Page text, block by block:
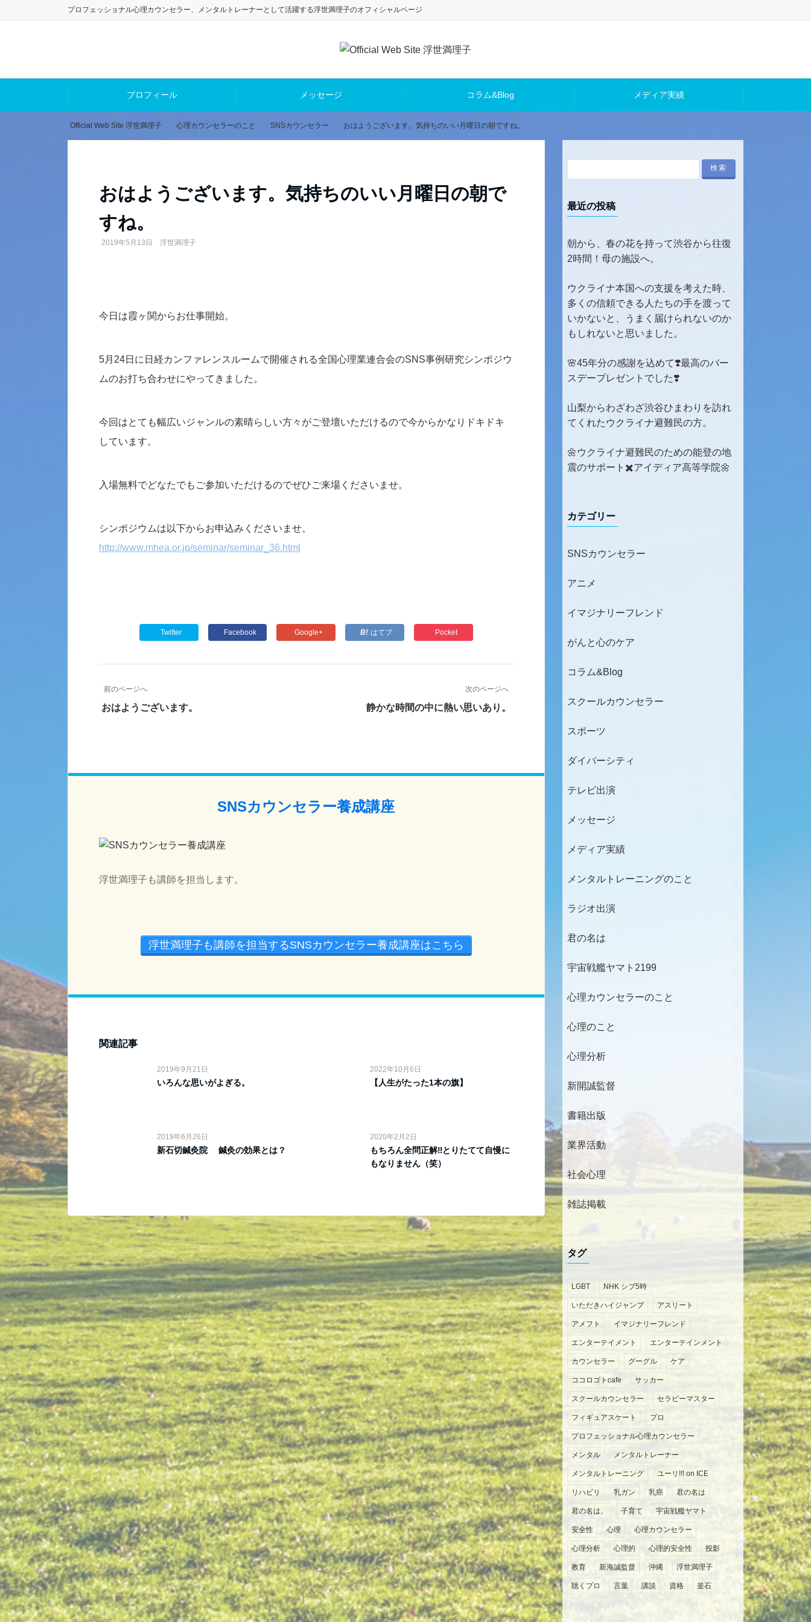
プロフェッショナル心理カウンセラー、メンタルトレーナーとして活躍する浮世満理子のオフィシャルページ
プロフィール メッセージ コラム&Blog メディア実績
Official Web Site 浮世満理子 心理カウンセラーのこと SNSカウンセラー おはようございます。気持ちのいい月曜日の朝ですね。
おはようございます。気持ちのいい月曜日の朝で
すね。
2019年5月13日 浮世満理子
今日は霞ヶ関からお仕事開始。
5月24日に日経カンファレンスルームで開催される全国心理業連合会のSNS事例研究シンポジウ
ムのお打ち合わせにやってきました。
今回はとても幅広いジャンルの素晴らしい方々がご登壇いただけるので今からかなりドキドキ
しています。
入場無料でどなたでもご参加いただけるのでぜひご来場くださいませ。
シンポジウムは以下からお申込みくださいませ。
http://www.mhea.or.jp/seminar/seminar_36.html
Twitter Facebook Google+ はてブ Pocket
前のページへ
おはようございます。
次のページへ
静かな時間の中に熱い思いあり。
SNSカウンセラー養成講座
浮世満理子も講師を担当します。
浮世満理子も講師を担当するSNSカウンセラー養成講座はこちら
関連記事
2019年9月21日
いろんな思いがよぎる。
2022年10月6日
【人生がたった1本の旗】
2019年6月26日
新石切鍼灸院 鍼灸の効果とは？
2020年2月2日
もちろん全問正解‼️とりたてて自慢に
もなりません（笑）
最近の投稿
朝から、春の花を持って渋谷から往復
2時間！母の施設へ。
ウクライナ本国への支援を考えた時、
多くの信頼できる人たちの手を渡って
いかないと、うまく届けられないのか
もしれないと思いました。
🌸45年分の感謝を込めて❣️最高のバー
スデープレゼントでした❣️
山梨からわざわざ渋谷ひまわりを訪れ
てくれたウクライナ避難民の方。
🌼ウクライナ避難民のための能登の地
震のサポート✖️アイディア高等学院🌼
カテゴリー
SNSカウンセラー
アニメ
イマジナリーフレンド
がんと心のケア
コラム&Blog
スクールカウンセラー
スポーツ
ダイバーシティ
テレビ出演
メッセージ
メディア実績
メンタルトレーニングのこと
ラジオ出演
君の名は
宇宙戦艦ヤマト2199
心理カウンセラーのこと
心理のこと
心理分析
新開誠監督
書籍出版
業界活動
社会心理
雑誌掲載
タグ
LGBT NHK シブ5時
いただきハイジャンプ アスリート
アメフト イマジナリーフレンド
エンターテイメント エンターテインメント
カウンセラー グーグル ケア
ココロゴトcafe サッカー
スクールカウンセラー セラピーマスター
フィギュアスケート プロ
プロフェッショナル心理カウンセラー
メンタル メンタルトレーナー
メンタルトレーニング ユーリ!!! on ICE
リハビリ 乳ガン 乳癌 君の名は
君の名は。 子育て 宇宙戦艦ヤマト
安全性 心理 心理カウンセラー
心理分析 心理的 心理的安全性 投影
教育 新海誠監督 沖縄 浮世満理子
聴くプロ 言葉 講談 資格 釜石